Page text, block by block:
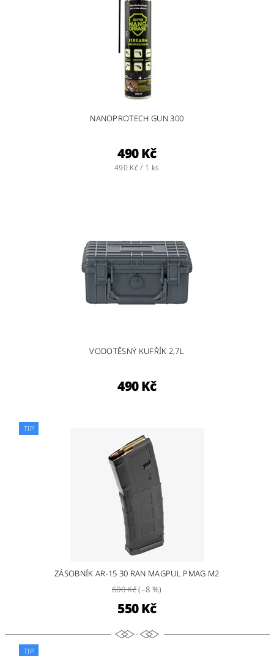
NANOPROTECH GUN 300
490 Kč
490 Kč / 1 ks
VODOTĚSNÝ KUFŘÍK 2,7L
490 Kč
TIP
ZÁSOBNÍK AR-15 30 RAN MAGPUL PMAG M2
600 Kč(–8 %)
550 Kč
TIP